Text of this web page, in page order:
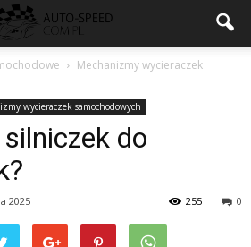
Mechanizmy wycieraczek
wycieraczek samochodowych
do
2025 0
255